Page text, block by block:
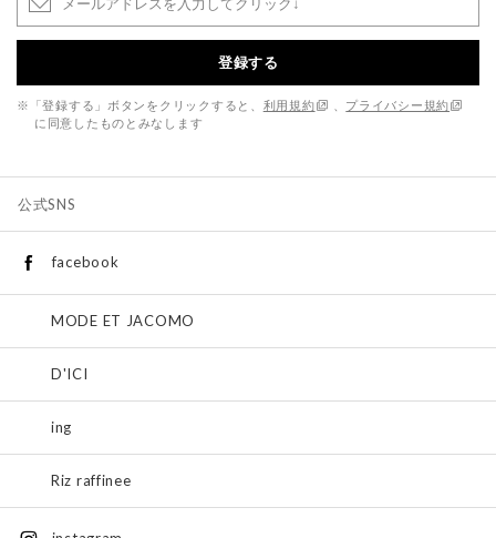
登録する
※「登録する」ボタンをクリックすると、 利用規約
プライバシー規約
に同意したものとみなします
公式SNS
facebook
MODE ET JACOMO
D'ICI
ing
Riz raffinee